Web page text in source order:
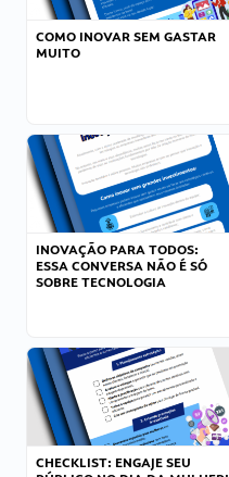
COMO INOVAR SEM GASTAR
MUITO
INOVAÇÃO PARA TODOS:
ESSA CONVERSA NÃO É SÓ
SOBRE TECNOLOGIA
CHECKLIST: ENGAJE SEU